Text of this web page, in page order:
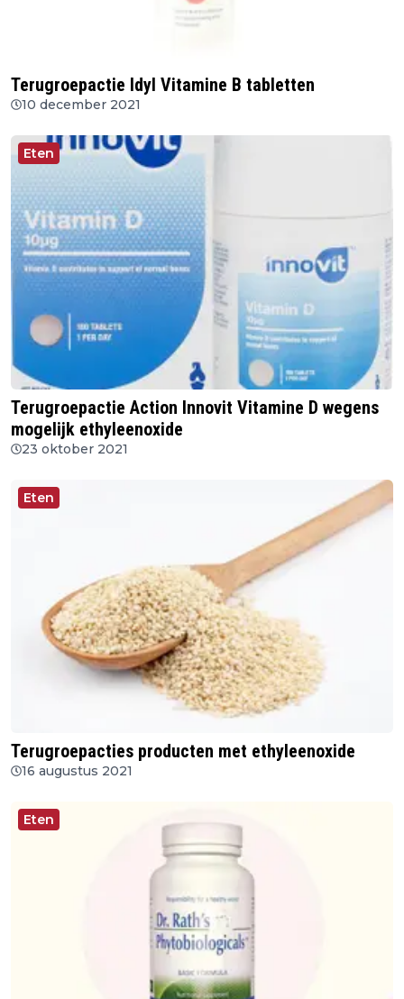
Terugroepactie Idyl Vitamine B tabletten
10 december 2021
Eten
Terugroepactie Action Innovit Vitamine D wegens
mogelijk ethyleenoxide
23 oktober 2021
Eten
Terugroepacties producten met ethyleenoxide
16 augustus 2021
Eten